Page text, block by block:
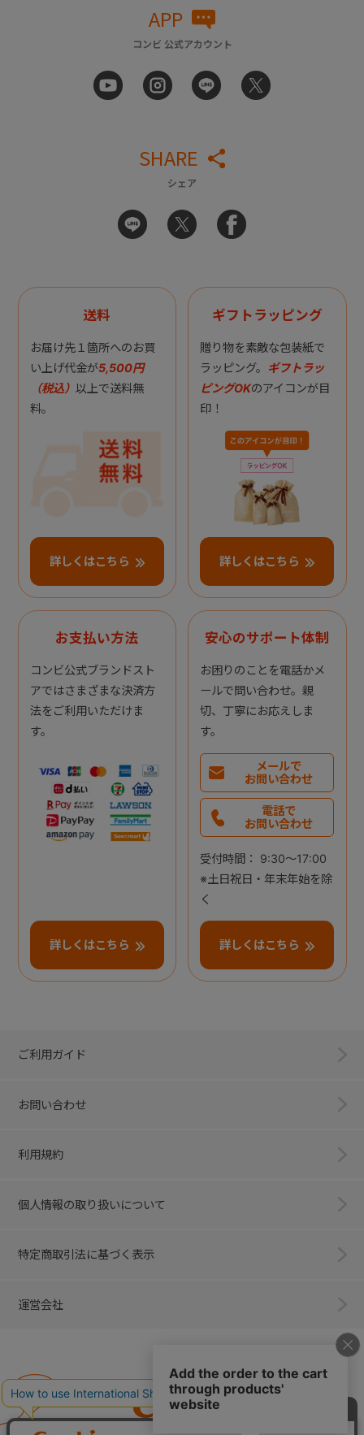
APP
コンビ 公式アカウント
SHARE
シェア
送料
お届け先１箇所へのお買
い上げ代金が5,500円
（税込） 以上で送料無
料。
詳しくはこちら
ギフトラッピング
贈り物を素敵な包装紙で
ラッピング。 ギフトラッ
ピングOKのアイコンが目
印！
詳しくはこちら
お支払い方法
コンビ公式ブランドスト
アではさまざまな決済方
法をご利用いただけま
す。
詳しくはこちら
安心のサポート体制
お困りのことを電話かメ
ールで問い合わせ。親
切、丁寧にお応えしま
す。
メールで
お問い合わせ
電話で
お問い合わせ
受付時間： 9:30～17:00
※土日祝日・年末年始を除
く
詳しくはこちら
ご利用ガイド
お問い合わせ
利用規約
個人情報の取り扱いについて
特定商取引法に基づく表示
運営会社